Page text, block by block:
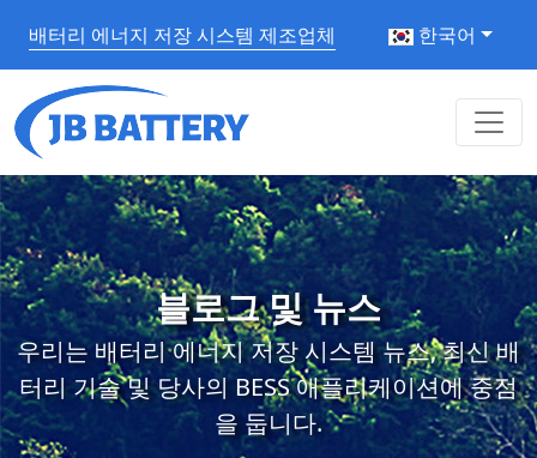
배터리 에너지 저장 시스템 제조업체 한국어
블로그 및 뉴스
우리는 배터리 에너지 저장 시스템 뉴스, 최신 배
터리 기술 및 당사의 BESS 애플리케이션에 중점
을 둡니다.